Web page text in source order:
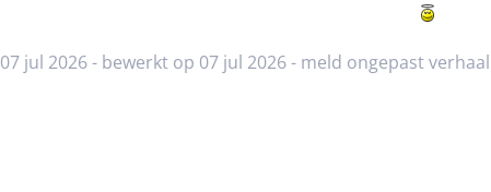
07 jul 2026 - bewerkt op 07 jul 2026 - meld ongepast verhaal